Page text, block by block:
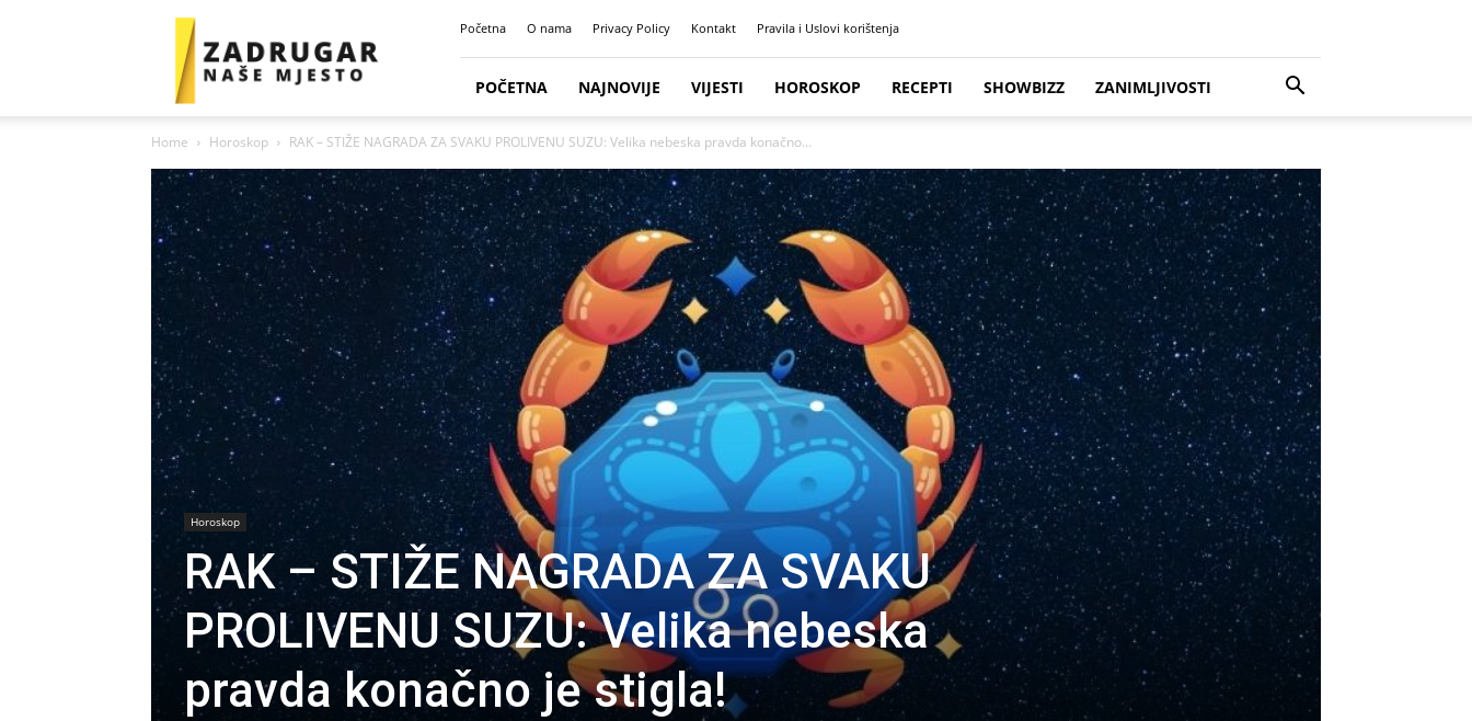
Zadrugar
Početna O nama Privacy Policy Kontakt Pravila i Uslovi korištenja
POČETNA NAJNOVIJE VIJESTI HOROSKOP RECEPTI SHOWBIZZ ZANIMLJIVOSTI
Home Horoskop RAK – STIŽE NAGRADA ZA SVAKU PROLIVENU SUZU: Velika nebeska pravda konačno...
Horoskop
RAK – STIŽE NAGRADA ZA SVAKU
PROLIVENU SUZU: Velika nebeska
pravda konačno je stigla!